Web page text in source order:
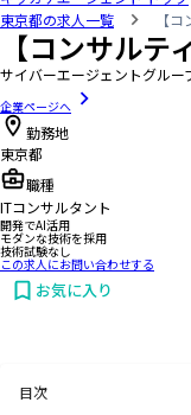
東京都の求人一覧
【
【コンサル
サイバーエージェントグルー
企業ページへ
勤務地
東京都
職種
ITコンサルタント
開発でAI活用
モダンな技術を採用
技術試験なし
この求人にお問い合わせする
お気に入り
目次